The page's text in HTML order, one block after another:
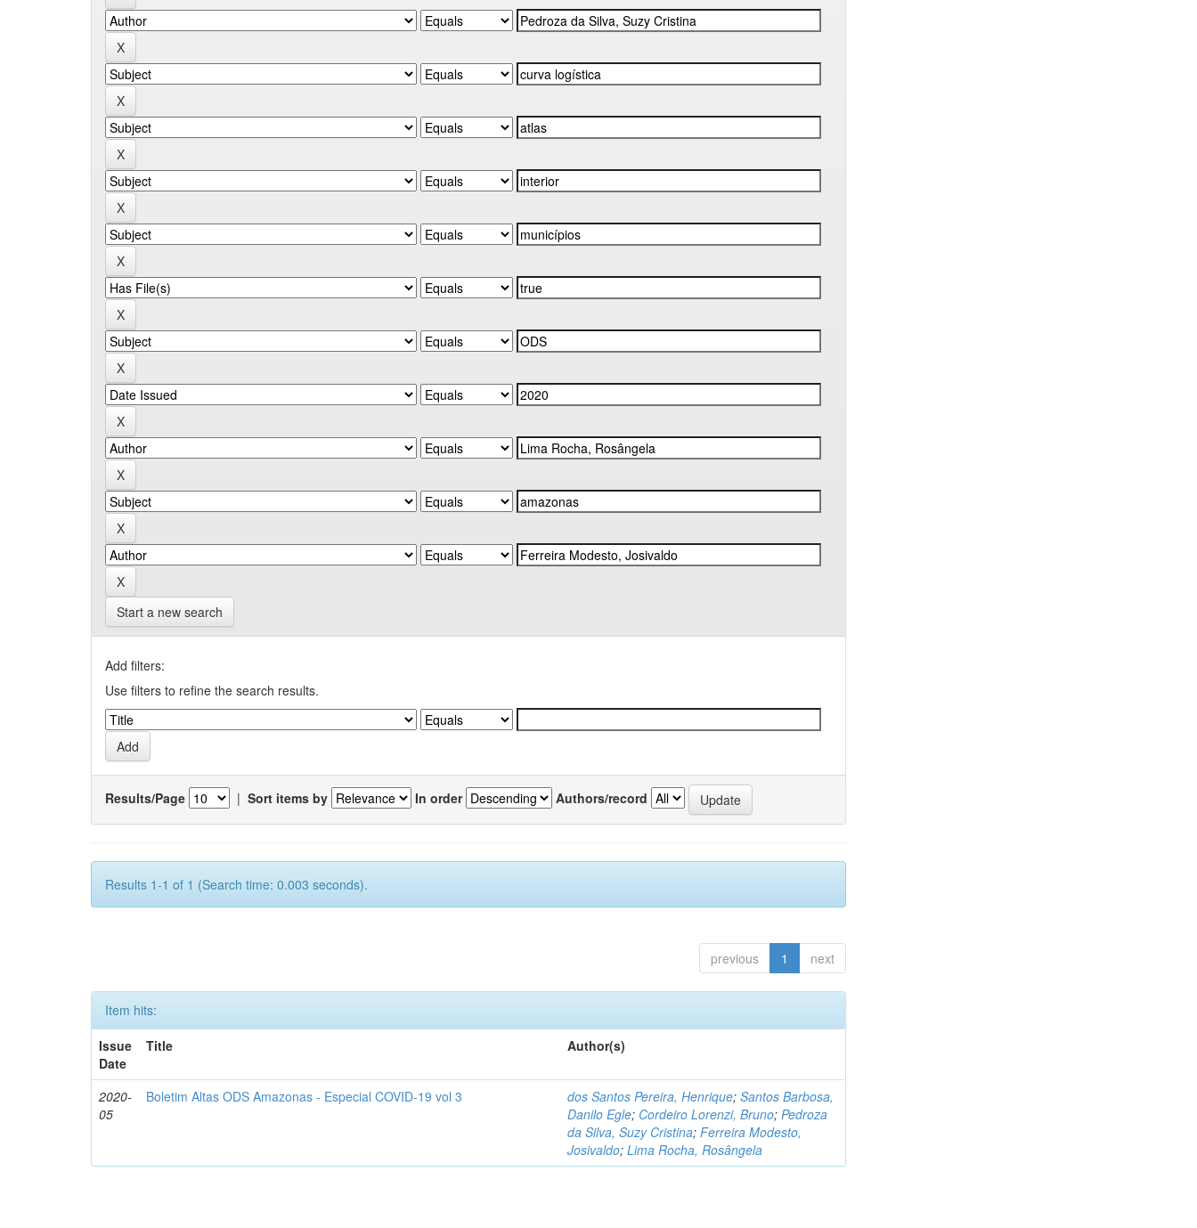
Start a new search
Add filters:
Use filters to refine the search results.
Results/Page | Sort items by In order Authors/record
Results 1-1 of 1 (Search time: 0.003 seconds).
previous 1 next
Item hits:
Issue
Date
Title Author(s)
2020-
05
Boletim Altas ODS Amazonas - Especial COVID-19 vol 3 dos Santos Pereira, Henrique;Santos Barbosa,
Danilo Egle; Cordeiro Lorenzi, Bruno;Pedroza
da Silva, Suzy Cristina;Ferreira Modesto,
Josivaldo;Lima Rocha, Rosângela